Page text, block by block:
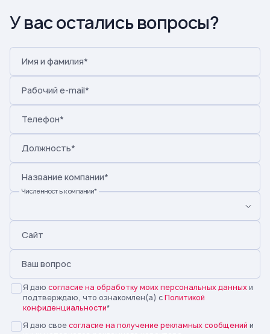
У вас остались вопросы?
Имя и фамилия*
Рабочий e-mail*
Телефон*
Должность*
Название компании*
Численность компании*
Сайт
Ваш вопрос
Я даю согласие на обработку моих персональных данныхи
подтверждаю, что ознакомлен(а) сПолитикой
конфиденциальности*
Я даю своесогласие на получение рекламных сообщений и